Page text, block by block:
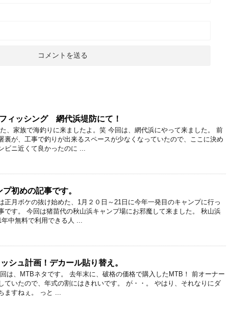
ィッシング 網代浜堤防にて！
、家族で海釣りに来ましたよ。笑 今回は、網代浜にやって来ました。 前
裏が、工事で釣りが出来るスペースが少なくなっていたので、ここに決め
ビニ近くて良かったのに ...
初めの記事です。
正月ボケの抜け始めた、1月２０日～21日に今年一発目のキャンプに行っ
です。 今回は猪苗代の秋山浜キャンプ場にお邪魔して来ました。 秋山浜
中無料で利用できる人 ...
シュ計画！デカール貼り替え。
は、MTBネタです。 去年末に、破格の価格で購入したMTB！ 前オーナー
ていたので、年式の割にはきれいです。 が・・。 やはり、それなりにダ
ますねぇ。 っと ...